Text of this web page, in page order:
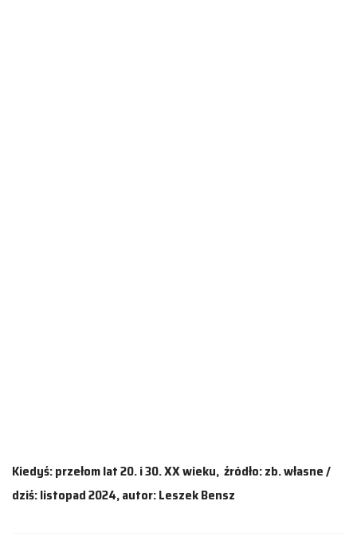
Kiedyś: przełom lat 20. i 30. XX wieku, źródło: zb. własne /
dziś: listopad 2024, autor: Leszek Bensz